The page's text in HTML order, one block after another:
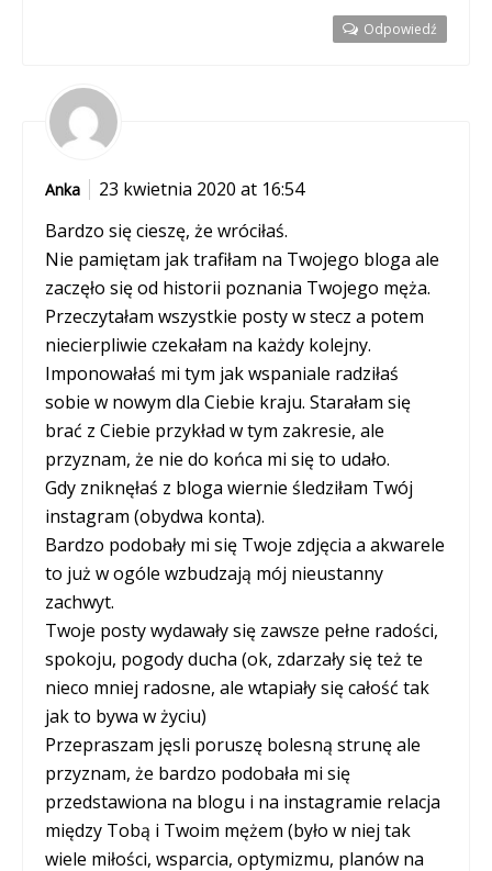
Odpowiedź
Anka
23 kwietnia 2020 at 16:54
Bardzo się cieszę, że wróciłaś.
Nie pamiętam jak trafiłam na Twojego bloga ale
zaczęło się od historii poznania Twojego męża.
Przeczytałam wszystkie posty w stecz a potem
niecierpliwie czekałam na każdy kolejny.
Imponowałaś mi tym jak wspaniale radziłaś
sobie w nowym dla Ciebie kraju. Starałam się
brać z Ciebie przykład w tym zakresie, ale
przyznam, że nie do końca mi się to udało.
Gdy zniknęłaś z bloga wiernie śledziłam Twój
instagram (obydwa konta).
Bardzo podobały mi się Twoje zdjęcia a akwarele
to już w ogóle wzbudzają mój nieustanny
zachwyt.
Twoje posty wydawały się zawsze pełne radości,
spokoju, pogody ducha (ok, zdarzały się też te
nieco mniej radosne, ale wtapiały się całość tak
jak to bywa w życiu)
Przepraszam jęsli poruszę bolesną strunę ale
przyznam, że bardzo podobała mi się
przedstawiona na blogu i na instagramie relacja
między Tobą i Twoim mężem (było w niej tak
wiele miłości, wsparcia, optymizmu, planów na